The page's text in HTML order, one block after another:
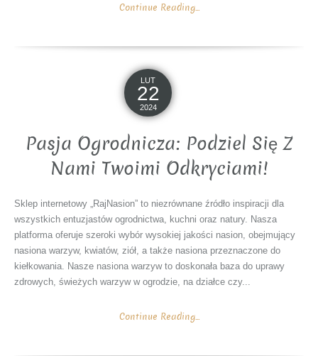
Continue Reading...
LUT
22
2024
Pasja Ogrodnicza: Podziel Się Z
Nami Twoimi Odkryciami!
Sklep internetowy „RajNasion” to niezrównane źródło inspiracji dla
wszystkich entuzjastów ogrodnictwa, kuchni oraz natury. Nasza
platforma oferuje szeroki wybór wysokiej jakości nasion, obejmujący
nasiona warzyw, kwiatów, ziół, a także nasiona przeznaczone do
kiełkowania. Nasze nasiona warzyw to doskonała baza do uprawy
zdrowych, świeżych warzyw w ogrodzie, na działce czy...
Continue Reading...